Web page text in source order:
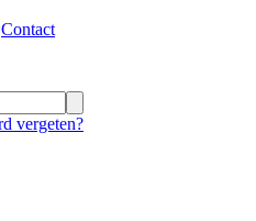
Contact
vergeten?